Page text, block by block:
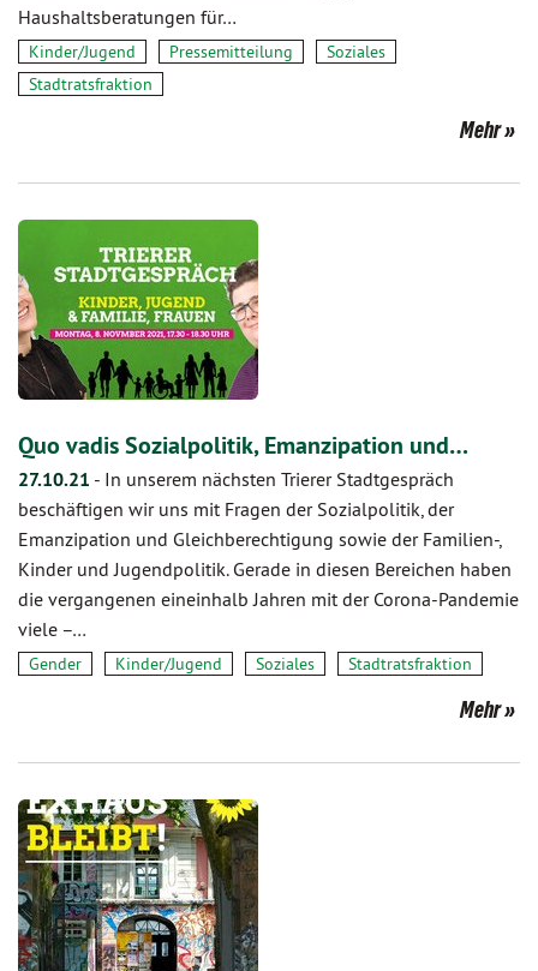
Haushaltsberatungen für…
Kinder/Jugend Pressemitteilung
Soziales
Stadtratsfraktion
Mehr
Quo vadis Sozialpolitik, Emanzipation und…
27.10.21 - In unserem nächsten Trierer Stadtgespräch
beschäftigen wir uns mit Fragen der Sozialpolitik, der
Emanzipation und Gleichberechtigung sowie der Familien-,
Kinder und Jugendpolitik. Gerade in diesen Bereichen haben
die vergangenen eineinhalb Jahren mit der Corona-Pandemie
viele –…
Gender Kinder/Jugend Soziales Stadtratsfraktion
Mehr